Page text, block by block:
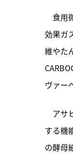
食用
効果ガ
維やた
ヴァー
アサ
する機
の酵母